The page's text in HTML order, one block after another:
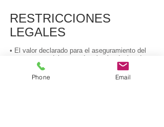
RESTRICCIONES
LEGALES
• El valor declarado para el aseguramiento del
transporte no debe exceder el valor declarado
para aduanas.
Phone Email